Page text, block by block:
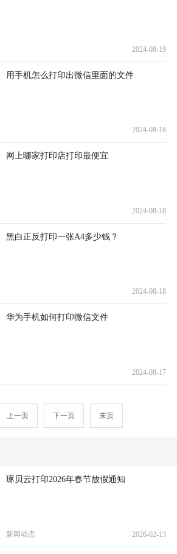
2024-08-19
用手机怎么打印出微信里面的文件
2024-08-18
网上哪家打印店打印最便宜
2024-08-18
黑白正反打印一张A4多少钱？
2024-08-18
华为手机如何打印微信文件
2024-08-17
上一页 下一页 末页
琢贝云打印2026年春节放假通知
新闻动态 2026-02-13